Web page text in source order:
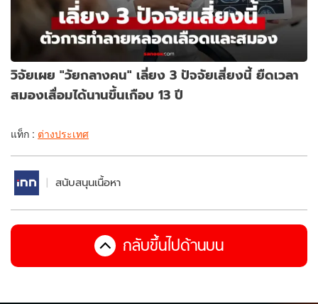
วิจัยเผย "วัยกลางคน" เลี่ยง 3 ปัจจัยเสี่ยงนี้ ยืดเวลา
สมองเสื่อมได้นานขึ้นเกือบ 13 ปี
แท็ก : ต่างประเทศ
สนับสนุนเนื้อหา
กลับขึ้นไปด้านบน